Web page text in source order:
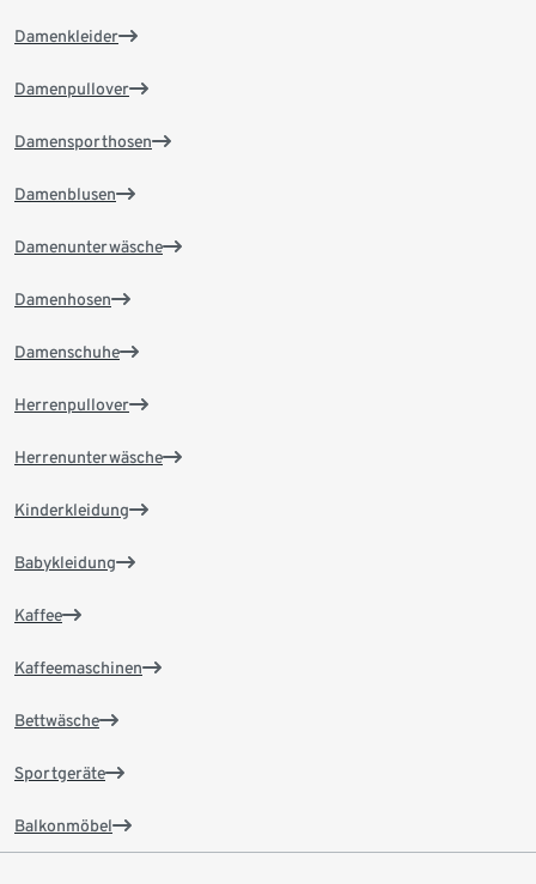
Damenkleider
Damenpullover
Damensporthosen
Damenblusen
Damenunterwäsche
Damenhosen
Damenschuhe
Herrenpullover
Herrenunterwäsche
Kinderkleidung
Babykleidung
Kaffee
Kaffeemaschinen
Bettwäsche
Sportgeräte
Balkonmöbel